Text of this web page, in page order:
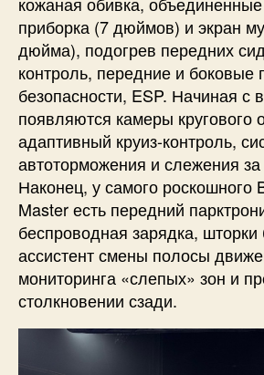
приборка (7 дюймов) и экран
дюйма), подогрев передних
контроль, передние и боковые
безопасности, ESP. Начиная с
появляются камеры кругового
адаптивный круиз-контроль,
автоторможения и слежения за
Наконец, у самого роскошного
Master есть передний
беспроводная зарядка, шторки
ассистент смены полосы
мониторинга «слепых» зон и
столкновении сзади.